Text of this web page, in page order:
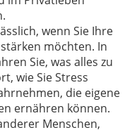
wenn Sie Ihre
möchten. In
Sie, was alles zu
wie Sie Stress
die eigene
ernähren können.
Menschen,